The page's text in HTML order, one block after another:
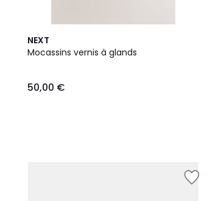
NEXT
Mocassins vernis à glands
50,00 €